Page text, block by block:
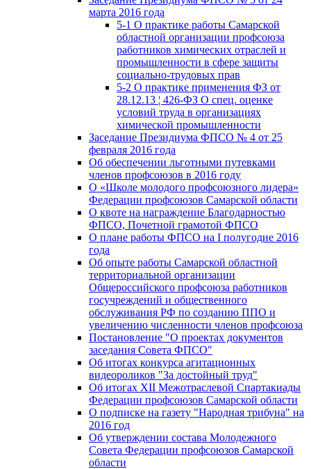
марта 2016 года
5-1 О практике работы Самарской
областной организации профсоюза
работников химических отраслей и
промышленности в сфере защиты
социально-трудовых прав
5-2 О практике применения ФЗ от
28.12.13 ¦ 426-ФЗ О спец. оценке
условий труда в организациях
химической промышленности
Заседание Президиума ФПСО № 4 от 25
февраля 2016 года
Об обеспечении льготными путевками
членов профсоюзов в 2016 году
О «Школе молодого профсоюзного лидера»
Федерации профсоюзов Самарской области
О квоте на награждение Благодарностью
ФПСО, Почетной грамотой ФПСО
О плане работы ФПСО на I полугодие 2016
года
Об опыте работы Самарской областной
территориальной организации
Общероссийского профсоюза работников
госучреждений и общественного
обслуживания РФ по созданию ППО и
увеличению численности членов профсоюза
Постановление "О проектах документов
заседания Совета ФПСО"
Об итогах конкурса агитационных
видеороликов "За достойный труд"
Об итогах XII Межотраслевой Спартакиады
Федерации профсоюзов Самарской области
О подписке на газету "Народная трибуна" на
2016 год
Об утверждении состава Молодежного
Совета Федерации профсоюзов Самарской
области